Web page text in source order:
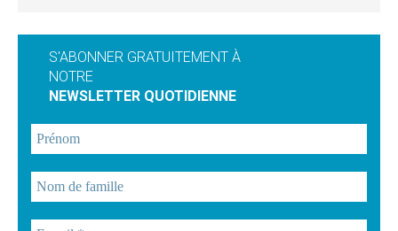
S'ABONNER GRATUITEMENT À
NOTRE
NEWSLETTER QUOTIDIENNE